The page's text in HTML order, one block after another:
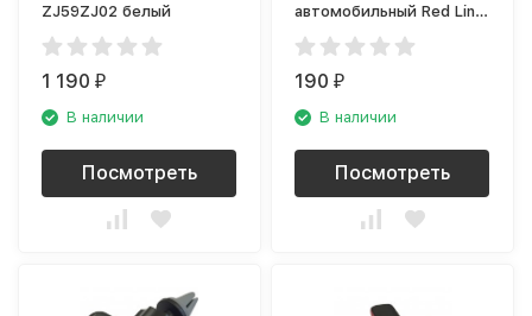
ZJ59ZJ02 белый
1 190₽
В наличии
Посмотреть
автомобильный Red Line
UT7027 One Hand, black
(УТ000007027)
190₽
В наличии
Посмотреть